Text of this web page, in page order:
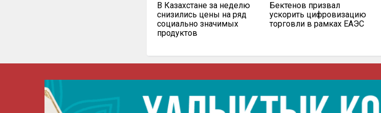
В Казахстане за неделю
снизились цены на ряд
социально значимых
продуктов
Бектенов призвал
ускорить цифровизацию
торговли в рамках ЕАЭС